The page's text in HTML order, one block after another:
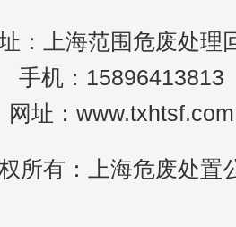
：上海范围危废处理
手机：15896413813
网址：www.txhtsf.com
所有：上海危废处置